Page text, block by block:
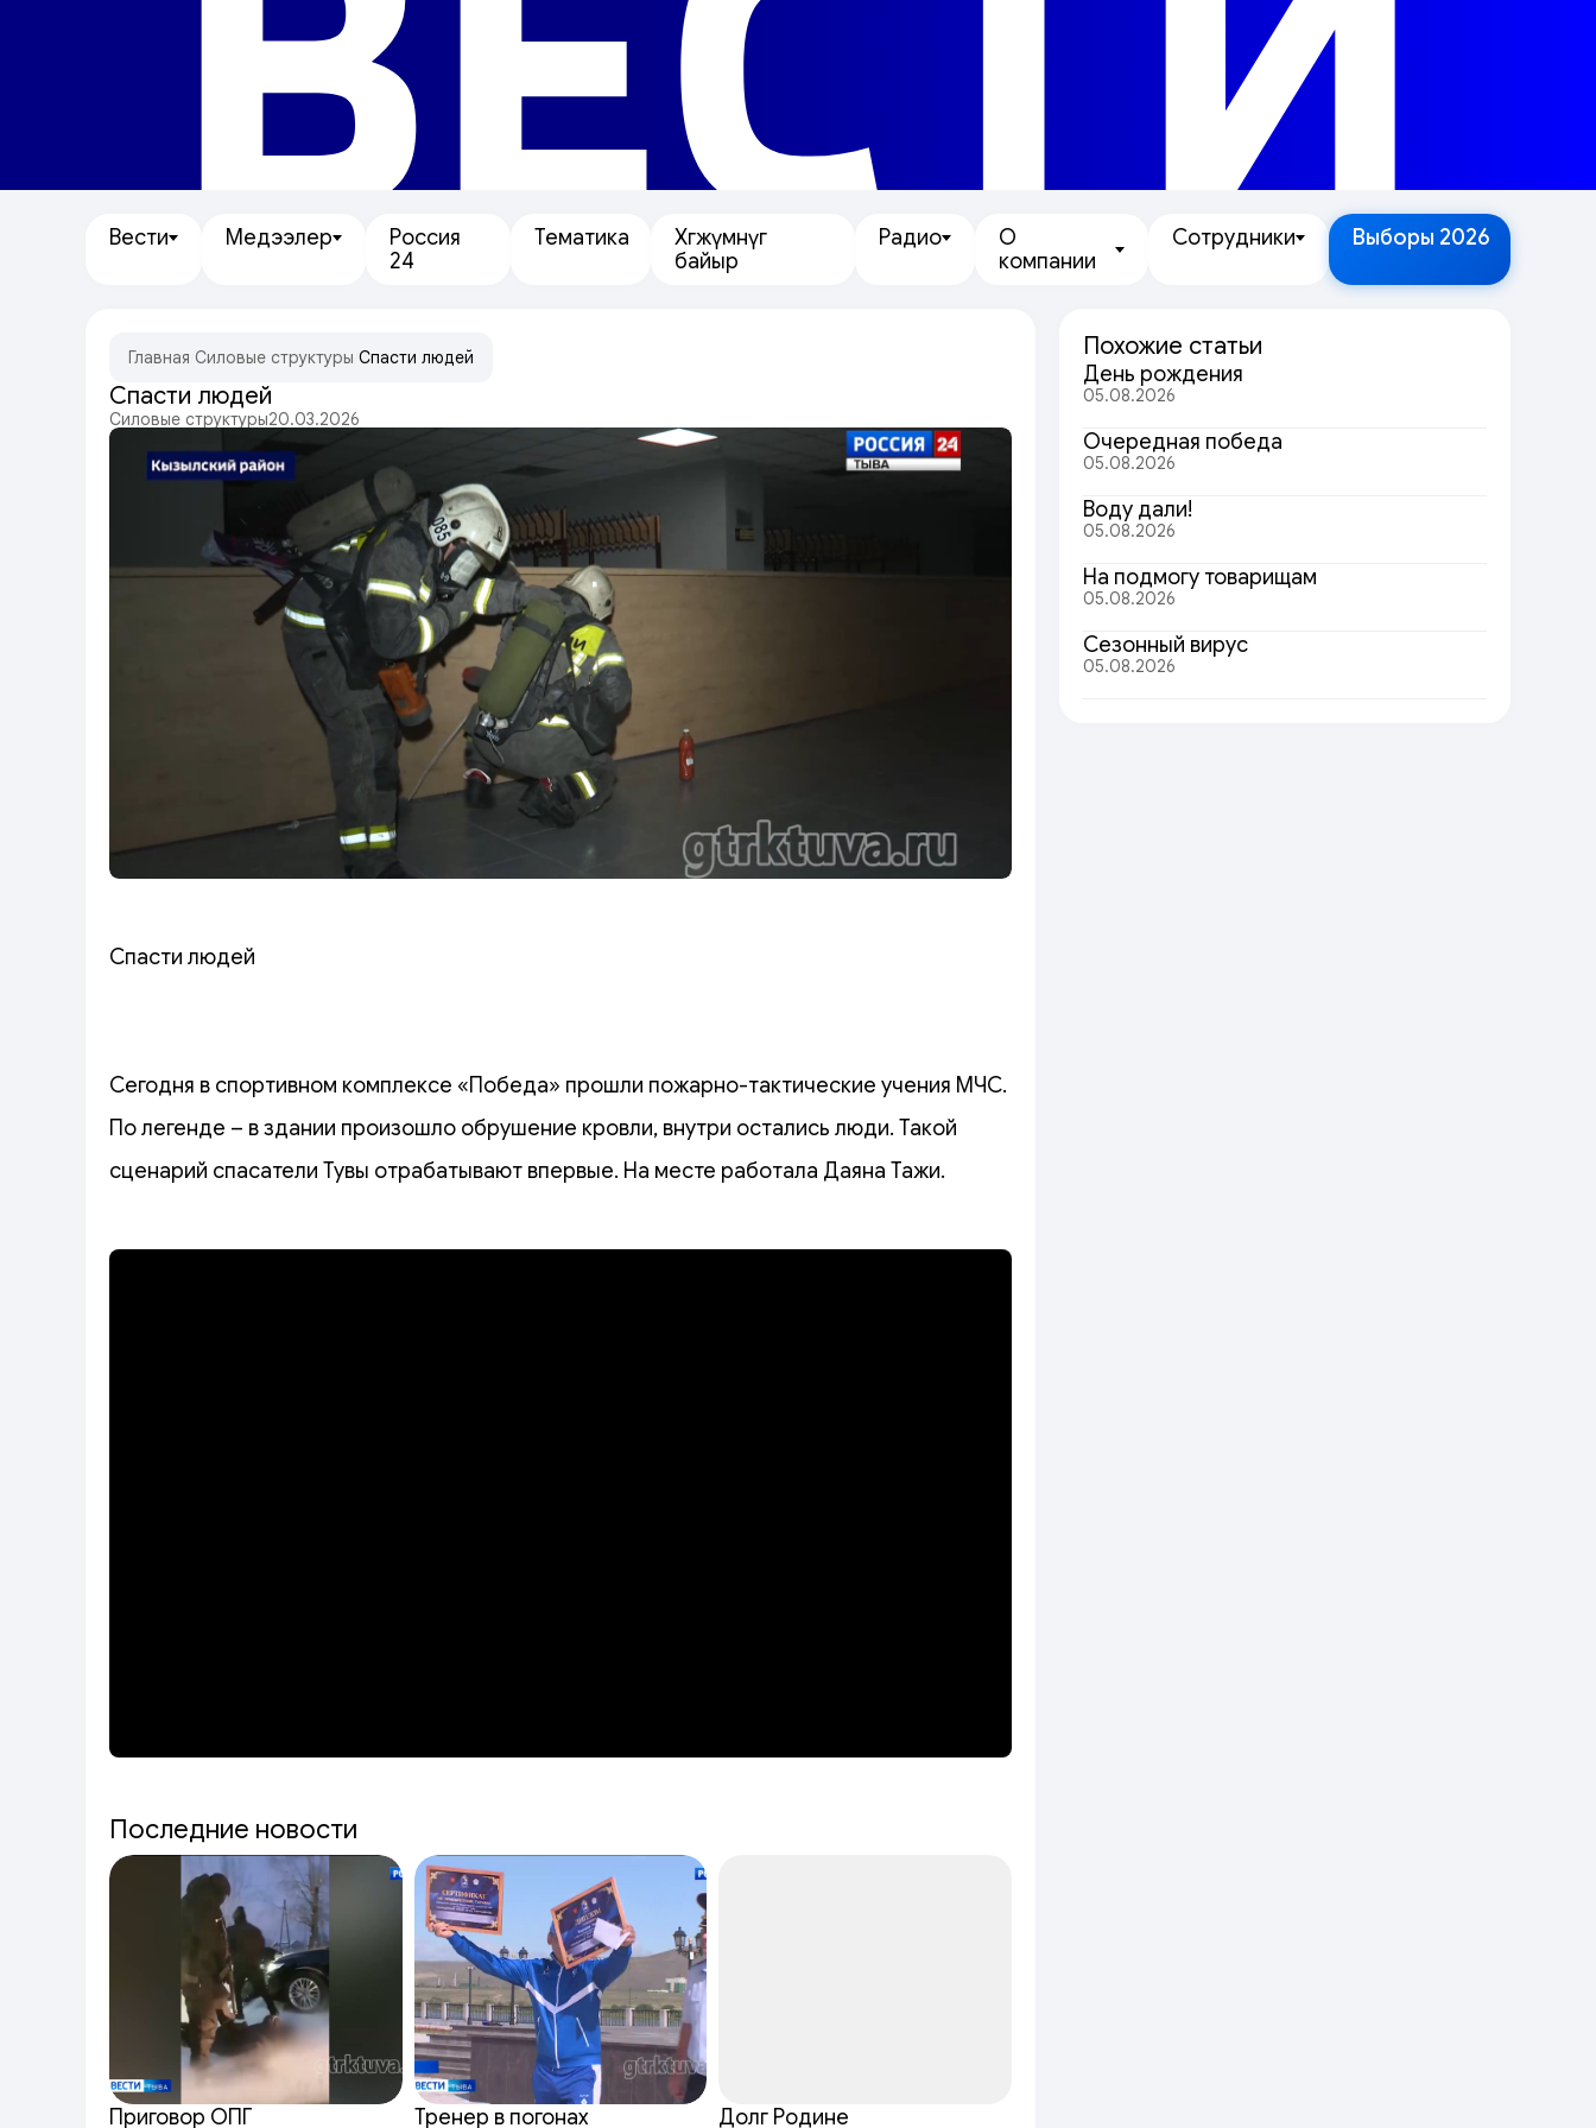
ВЕСТИ
Вести Медээлер
Россия
24
Тематика
Хөгжүмнүг
байыр
Радио
О
компании
Сотрудники Выборы 2026
Главная Силовые структуры Спасти людей
Спасти людей
Силовые структуры20.03.2026
Спасти людей
Сегодня в спортивном комплексе «Победа» прошли пожарно-тактические учения МЧС.
По легенде – в здании произошло обрушение кровли, внутри остались люди. Такой
сценарий спасатели Тувы отрабатывают впервые. На месте работала Даяна Тажи.
Последние новости
Приговор ОПГ Тренер в погонах Долг Родине
Похожие статьи
День рождения
05.08.2026
Очередная победа
05.08.2026
Воду дали!
05.08.2026
На подмогу товарищам
05.08.2026
Сезонный вирус
05.08.2026